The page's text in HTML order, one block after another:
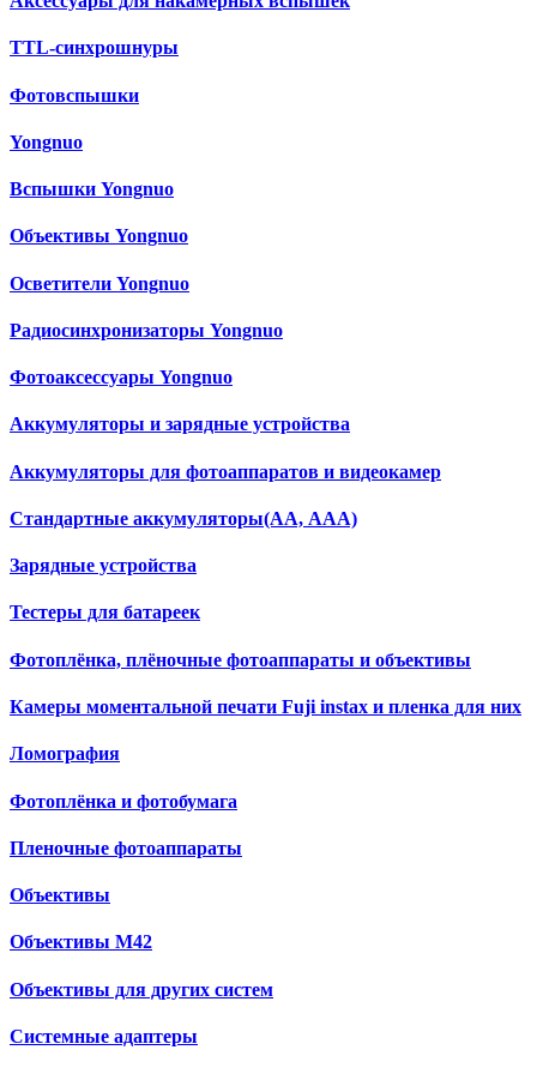
TTL-синхрошнуры
Фотовспышки
Yongnuo
Вспышки Yongnuo
Объективы Yongnuo
Осветители Yongnuo
Радиосинхронизаторы Yongnuo
Фотоаксессуары Yongnuo
Аккумуляторы и зарядные устройства
Аккумуляторы для фотоаппаратов и видеокамер
Cтандартные аккумуляторы(АА, ААА)
Зарядные устройства
Тестеры для батареек
Фотоплёнка, плёночные фотоаппараты и объективы
Камеры моментальной печати Fuji instax и пленка для них
Ломография
Фотоплёнка и фотобумага
Пленочные фотоаппараты
Объективы
Объективы М42
Объективы для других систем
Cистемные адаптеры